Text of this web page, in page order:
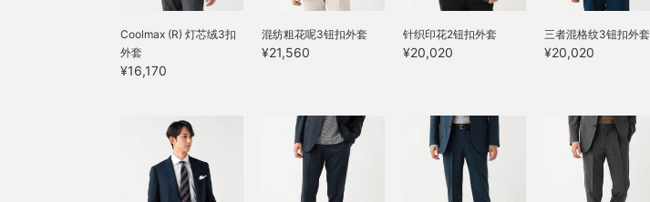
スタイル、ノータイスタイ
なっております。 サイズ感
はMで身幅54cmになり、
合わせやすいレギュラーフ
ール混紡素材を使ったノー
プリーツのテーパードシル
エットのトラウザーズでご
ざいます。すっきりしたシ
ルエットで、細過ぎず、太
Coolmax (R) 灯芯绒3扣
外套
¥16,170
混纺粗花呢3钮扣外套
¥21,560
针织印花2钮扣外套
¥20,020
三者混格纹3钮扣外套
¥20,020